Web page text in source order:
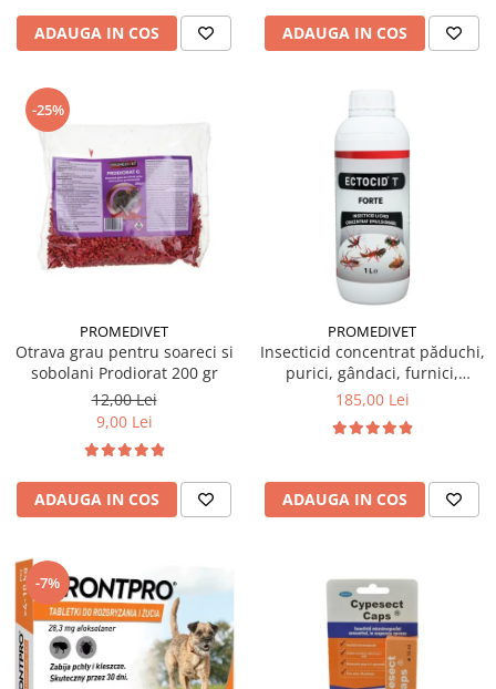
ADAUGA IN COS ADAUGA IN COS
-25%
PROMEDIVET
Otrava grau pentru soareci si
sobolani Prodiorat 200 gr
12,00 Lei
9,00 Lei
ADAUGA IN COS
PROMEDIVET
Insecticid concentrat păduchi,
purici, gândaci, furnici,
muște, țânțari Ectocid Forte T
185,00 Lei
ADAUGA IN COS
-7%